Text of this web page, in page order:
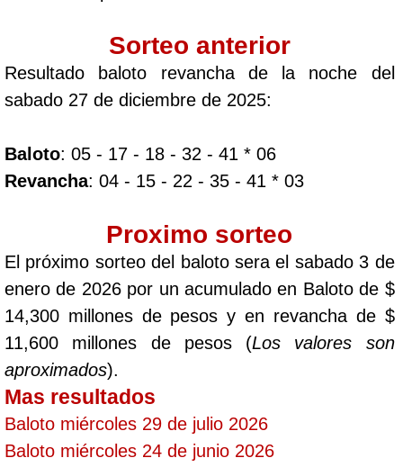
Sorteo anterior
Resultado baloto revancha de la noche del
sabado 27 de diciembre de 2025:
Baloto: 05 - 17 - 18 - 32 - 41 * 06
Revancha: 04 - 15 - 22 - 35 - 41 * 03
Proximo sorteo
El próximo sorteo del baloto sera el sabado 3 de
enero de 2026 por un acumulado en Baloto de $
14,300 millones de pesos y en revancha de $
11,600 millones de pesos (Los valores son
aproximados).
Mas resultados
Baloto miércoles 29 de julio 2026
Baloto miércoles 24 de junio 2026